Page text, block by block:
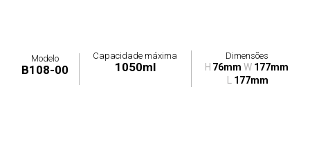
Modelo
B108-00
Capacidade máxima
1050ml
Dimensões
H 76mm W 177mm
L 177mm